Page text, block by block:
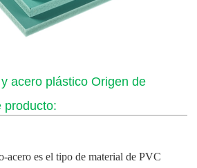
acero plástico Origen de
producto:
acero es el tipo de material de PVC